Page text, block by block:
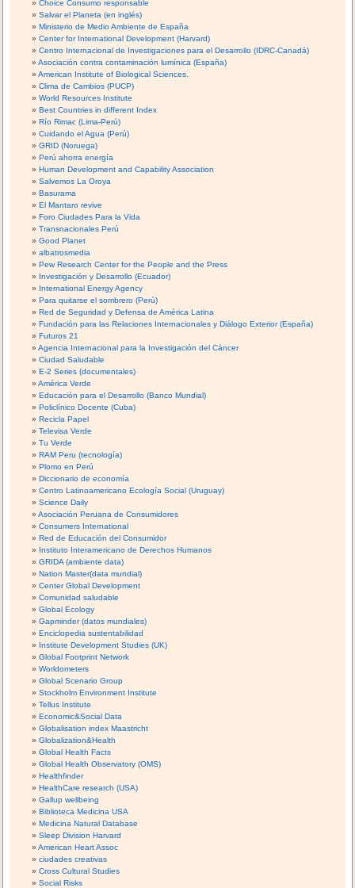
Choice Consumo responsable
Salvar el Planeta (en inglés)
Ministerio de Medio Ambiente de España
Center for International Development (Harvard)
Centro Internacional de Investigaciones para el Desarrollo (IDRC-Canadá)
Asociación contra contaminación lumínica (España)
American Institute of Biological Sciences.
Clima de Cambios (PUCP)
World Resources Institute
Best Countries in different Index
Río Rimac (Lima-Perú)
Cuidando el Agua (Perú)
GRID (Noruega)
Perú ahorra energía
Human Development and Capability Association
Salvemos La Oroya
Basurama
El Mantaro revive
Foro Ciudades Para la Vida
Transnacionales Perú
Good Planet
albatrosmedia
Pew Research Center for the People and the Press
Investigación y Desarrollo (Ecuador)
International Energy Agency
Para quitarse el sombrero (Perú)
Red de Seguridad y Defensa de América Latina
Fundación para las Relaciones Internacionales y Diálogo Exterior (España)
Futuros 21
Agencia Internacional para la Investigación del Cáncer
Ciudad Saludable
E-2 Series (documentales)
América Verde
Educación para el Desarrollo (Banco Mundial)
Policlínico Docente (Cuba)
Recicla Papel
Televisa Verde
Tu Verde
RAM Peru (tecnología)
Plomo en Perú
Diccionario de economía
Centro Latinoamericano Ecología Social (Uruguay)
Science Daily
Asociación Peruana de Consumidores
Consumers International
Red de Educación del Consumidor
Instituto Interamericano de Derechos Humanos
GRIDA (ambiente data)
Nation Master(data mundial)
Center Global Development
Comunidad saludable
Global Ecology
Gapminder (datos mundiales)
Enciclopedia sustentabilidad
Institute Development Studies (UK)
Global Footprint Network
Worldometers
Global Scenario Group
Stockholm Environment Institute
Tellus Institute
Economic&Social Data
Globalisation index Maastricht
Globalization&Health
Global Health Facts
Global Health Observatory (OMS)
Healthfinder
HealthCare research (USA)
Gallup wellbeing
Biblioteca Medicina USA
Medicina Natural Database
Sleep Division Harvard
American Heart Assoc
ciudades creativas
Cross Cultural Studies
Social Risks